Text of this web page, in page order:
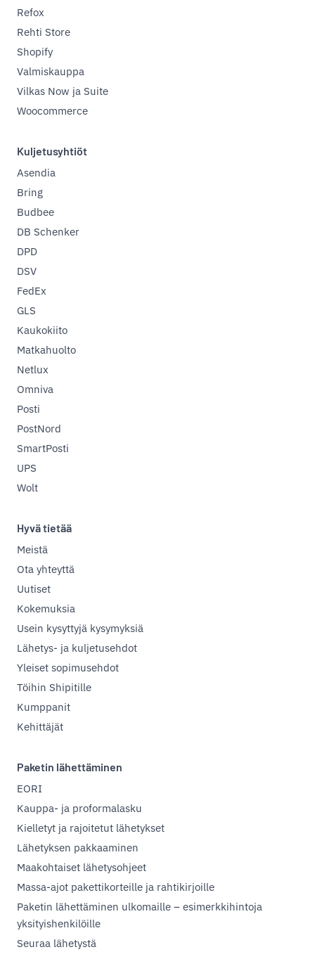
Refox
Rehti Store
Shopify
Valmiskauppa
Vilkas Now ja Suite
Woocommerce
Kuljetusyhtiöt
Asendia
Bring
Budbee
DB Schenker
DPD
DSV
FedEx
GLS
Kaukokiito
Matkahuolto
Netlux
Omniva
Posti
PostNord
SmartPosti
UPS
Wolt
Hyvä tietää
Meistä
Ota yhteyttä
Uutiset
Kokemuksia
Usein kysyttyjä kysymyksiä
Lähetys- ja kuljetusehdot
Yleiset sopimusehdot
Töihin Shipitille
Kumppanit
Kehittäjät
Paketin lähettäminen
EORI
Kauppa- ja proformalasku
Kielletyt ja rajoitetut lähetykset
Lähetyksen pakkaaminen
Maakohtaiset lähetysohjeet
Massa-ajot pakettikorteille ja rahtikirjoille
Paketin lähettäminen ulkomaille – esimerkkihintoja
yksityishenkilöille
Seuraa lähetystä